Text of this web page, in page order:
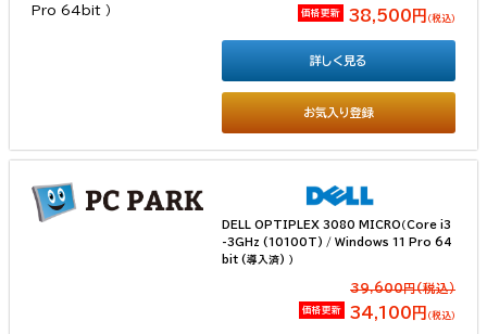
価格更新 38,500円 （税込）
お気入り登録
詳しく見る
DELL OPTIPLEX 3080 MICRO（Core i3
-3GHz (10100T) / Windows 11 Pro 64
bit (導入済) ）
39,600円(税込）
価格更新 34,100円 （税込）